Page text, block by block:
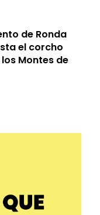
de Ronda
el corcho
Montes de